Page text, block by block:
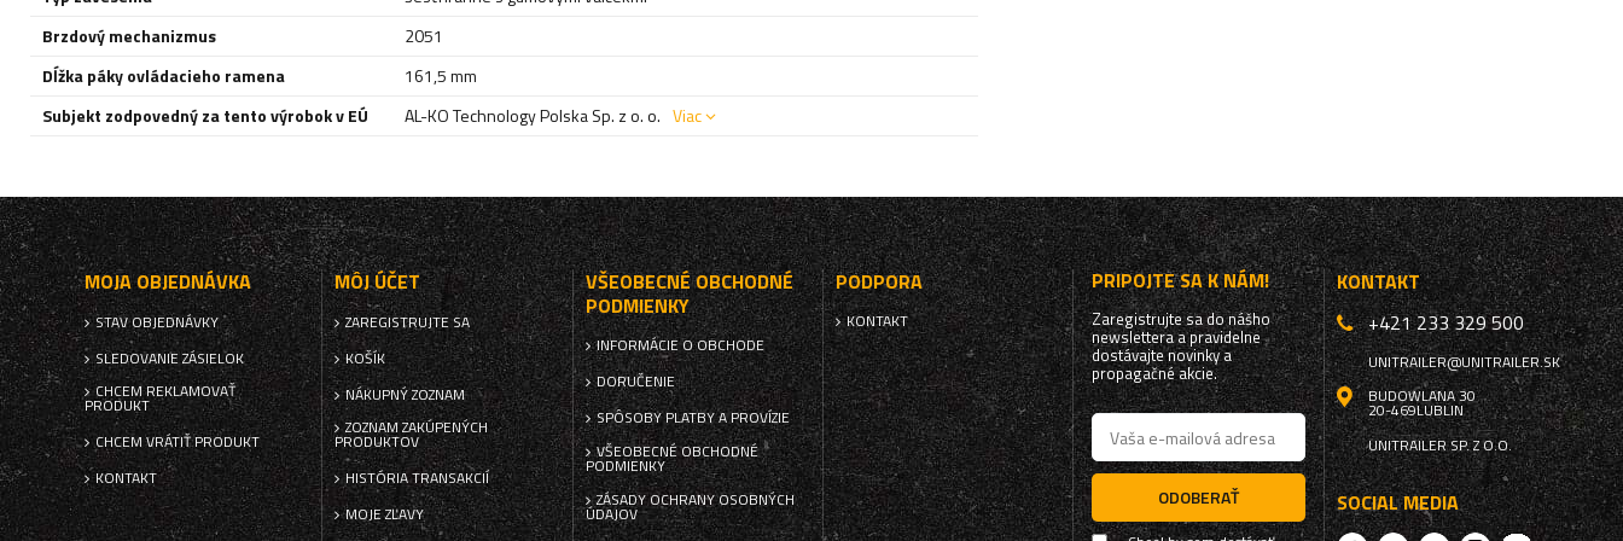
Brzdový mechanizmus
2051
Dĺžka páky ovládacieho ramena
161,5 mm
Subjekt zodpovedný za tento výrobok v EÚ
AL-KO Technology Polska Sp. z o. o. Viac
MOJA OBJEDNÁVKA
STAV OBJEDNÁVKY
SLEDOVANIE ZÁSIELOK
CHCEM REKLAMOVAŤ
PRODUKT
CHCEM VRÁTIŤ PRODUKT
KONTAKT
MÔJ ÚČET
ZAREGISTRUJTE SA
KOŠÍK
NÁKUPNÝ ZOZNAM
ZOZNAM ZAKÚPENÝCH
PRODUKTOV
HISTÓRIA TRANSAKCIÍ
MOJE ZĽAVY
VŠEOBECNÉ OBCHODNÉ
PODMIENKY
INFORMÁCIE O OBCHODE
DORUČENIE
SPÔSOBY PLATBY A PROVÍZIE
VŠEOBECNÉ OBCHODNÉ
PODMIENKY
ZÁSADY OCHRANY OSOBNÝCH
ÚDAJOV
PODPORA
KONTAKT
PRIPOJTE SA K NÁM!
Zaregistrujte sa do nášho
newslettera a pravidelne
dostávajte novinky a
propagačné akcie.
ODOBERAŤ
KONTAKT
+421 233 329 500
UNITRAILER@UNITRAILER.SK
BUDOWLANA 30
20-469LUBLIN
UNITRAILER SP. Z O.O.
SOCIAL MEDIA